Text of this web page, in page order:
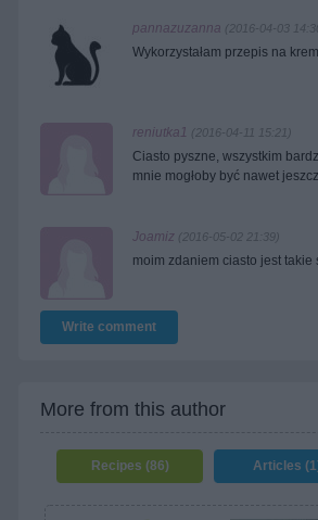
pannazuzanna (2016-04-03
Wykorzystałam przepis na
reniutka1 (2016-04-11 15:21)
Ciasto pyszne, wszystkim
mnie mogłoby być nawet
Joamiz (2016-05-02 21:39)
moim zdaniem ciasto jest
Write comment
More from this author
Recipes (86) Articles